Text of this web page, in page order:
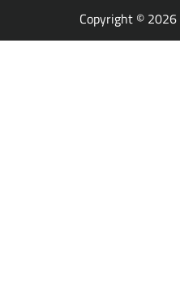
Copyright © 2026